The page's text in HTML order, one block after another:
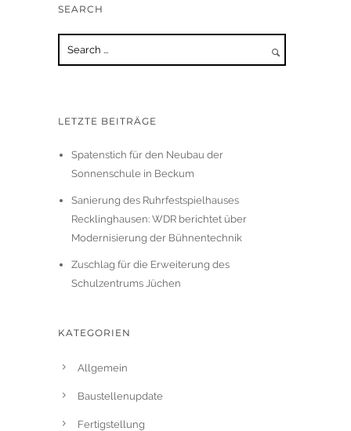
SEARCH
LETZTE BEITRÄGE
Spatenstich für den Neubau der
Sonnenschule in Beckum
Sanierung des Ruhrfestspielhauses
Recklinghausen: WDR berichtet über
Modernisierung der Bühnentechnik
Zuschlag für die Erweiterung des
Schulzentrums Jüchen
KATEGORIEN
Allgemein
Baustellenupdate
Fertigstellung